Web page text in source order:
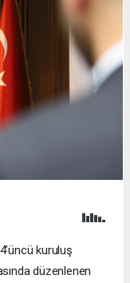
kuruluş
düzenlenen